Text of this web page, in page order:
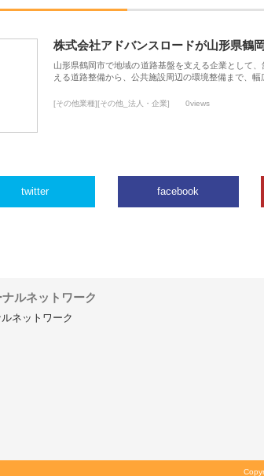
株式会社アドバンスロードが山形県鶴
山形県鶴岡市で地域の道路基盤を支える企業として
える道路整備から、公共施設周辺の環境整備まで、
[その他業種][その他_法人・企業] 0views
twitter facebook
ルネットワーク
ネットワーク